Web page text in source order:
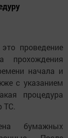
проведение
прохождения
начала и
с указанием
процедура
ТС.
бумажных